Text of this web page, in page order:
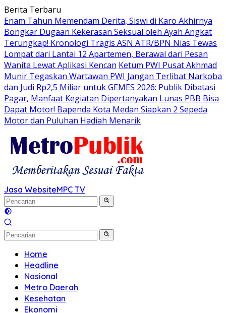
Langsung
ke
konten
Berita Terbaru
Enam Tahun Memendam Derita, Siswi di Karo Akhirnya
Bongkar Dugaan Kekerasan Seksual oleh Ayah Angkat
Terungkap! Kronologi Tragis ASN ATR/BPN Nias Tewas
Lompat dari Lantai 12 Apartemen, Berawal dari Pesan
Wanita Lewat Aplikasi Kencan Ketum PWI Pusat Akhmad
Munir Tegaskan Wartawan PWI Jangan Terlibat Narkoba
dan Judi Rp2,5 Miliar untuk GEMES 2026: Publik Dibatasi
Pagar, Manfaat Kegiatan Dipertanyakan Lunas PBB Bisa
Dapat Motor! Bapenda Kota Medan Siapkan 2 Sepeda
Motor dan Puluhan Hadiah Menarik
Jasa WebsiteMPC TV
Home
Headline
Nasional
Metro Daerah
Kesehatan
Ekonomi